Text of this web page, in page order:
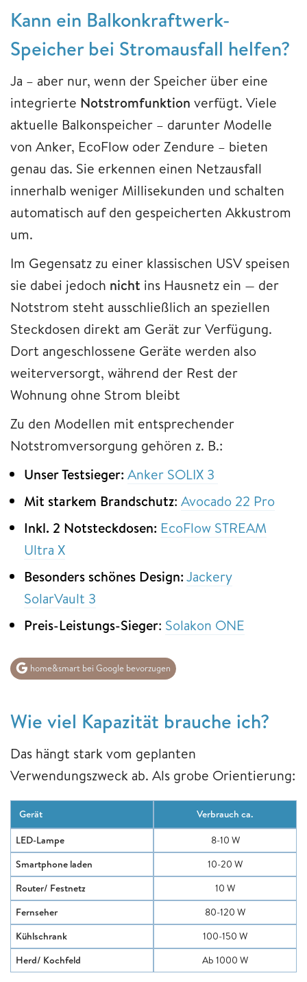
Kann ein Balkonkraftwerk-
Speicher bei Stromausfall helfen?
Ja – aber nur, wenn der Speicher über eine
integrierte Notstromfunktion verfügt. Viele
aktuelle Balkonspeicher – darunter Modelle
von Anker, EcoFlow oder Zendure – bieten
genau das. Sie erkennen einen Netzausfall
innerhalb weniger Millisekunden und schalten
automatisch auf den gespeicherten Akkustrom
um.
Im Gegensatz zu einer klassischen USV speisen
sie dabei jedoch nicht ins Hausnetz ein — der
Notstrom steht ausschließlich an speziellen
Steckdosen direkt am Gerät zur Verfügung.
Dort angeschlossene Geräte werden also
weiterversorgt, während der Rest der
Wohnung ohne Strom bleibt
Zu den Modellen mit entsprechender
Notstromversorgung gehören z. B.:
Unser Testsieger: Anker SOLIX 3
Mit starkem Brandschutz: Avocado 22 Pro
Inkl. 2 Notsteckdosen: EcoFlow STREAM
Ultra X
Besonders schönes Design:Jackery
SolarVault 3
Preis-Leistungs-Sieger: Solakon ONE
home&smart bei Google bevorzugen
Wie viel Kapazität brauche ich?
Das hängt stark vom geplanten
Verwendungszweck ab. Als grobe Orientierung:
Gerät
Verbrauch ca.
LED-Lampe
8-10 W
Smartphone laden
10-20 W
Router/ Festnetz
10 W
Fernseher
80-120 W
Kühlschrank
100-150 W
Herd/ Kochfeld
Ab 1000 W